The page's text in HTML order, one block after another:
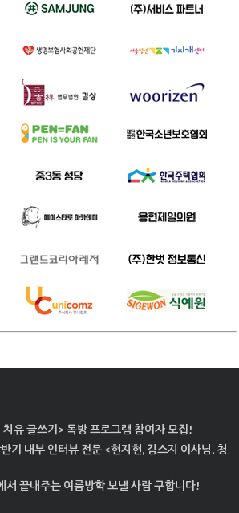
유 글쓰기> 독방 프로그램 참여자 모집!
기 내부 인터뷰 전문 <현지현, 김스지 이사님, 청
서 끝내주는 여름방학 보낼 사람 구합니다!